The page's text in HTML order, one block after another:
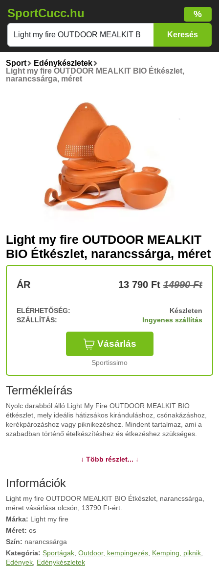
SportCucc.hu %
Sport
Edénykészletek
Light my fire OUTDOOR MEALKIT BIO Étkészlet,
narancssárga, méret
Light my fire OUTDOOR MEALKIT
BIO Étkészlet, narancssárga, méret
ÁR 13 790 Ft 14990 Ft
ELÉRHETŐSÉG:
Készleten
SZÁLLÍTÁS:
Ingyenes szállítás
Vásárlás
Sportissimo
Termékleírás
Nyolc darabból álló Light My Fire OUTDOOR MEALKIT BIO
étkészlet, mely ideális hátizsákos kiránduláshoz, csónakázáshoz,
kerékpározáshoz vagy piknikezéshez. Mindent tartalmaz, ami a
szabadban történő ételkészítéshez és étkezéshez szükséges.
↓ Több részlet... ↓
Információk
Light my fire OUTDOOR MEALKIT BIO Étkészlet, narancssárga,
méret vásárlása olcsón, 13790 Ft-ért.
Márka: Light my fire
Méret: os
Szín: narancssárga
Kategória: Sportágak Outdoor, kempingezés Kemping, piknik
Edények Edénykészletek